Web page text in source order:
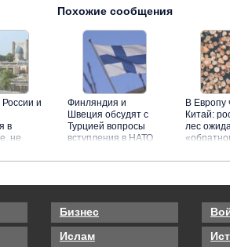
Похожие сообщения
России и
в
не
Финляндия и
Швеция обсудят с
Турцией вопросы
вступления в НАТО
В Европу
Китай:
лес
Бизнес
Ислам